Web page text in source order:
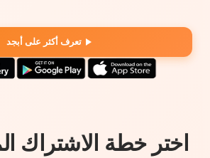
تعرف أكثر على أبجد
اختر خطة الاشتراك